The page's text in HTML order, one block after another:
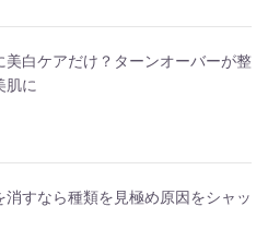
美白ケアだけ？ターンオーバーが整
肌に
消すなら種類を見極め原因をシャッ